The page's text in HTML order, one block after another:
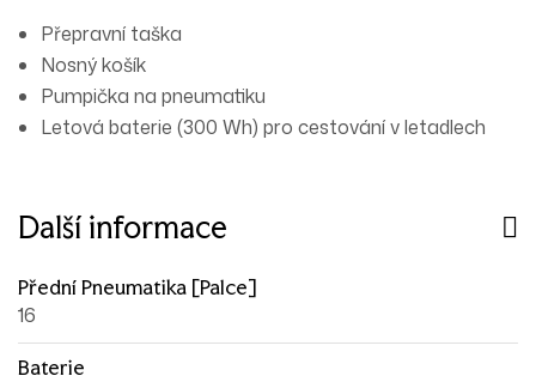
Přepravní taška
Nosný košík
Pumpička na pneumatiku
Letová baterie (300 Wh) pro cestování v letadlech
Další informace
Přední Pneumatika [palce]
16
Baterie